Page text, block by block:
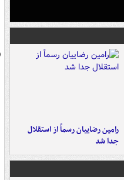
رامین رضاییان رسماً از استقلال
جدا شد